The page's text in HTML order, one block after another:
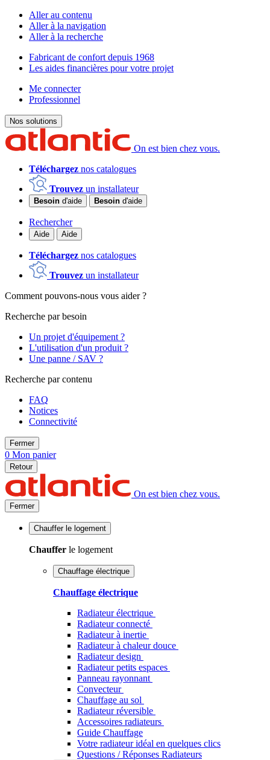
Aller au contenu
Aller à la navigation
Aller à la recherche
Fabricant de confort depuis 1968
Les aides financières pour votre projet
Me connecter
Professionnel
Nos solutions
On est bien chez vous.
Téléchargez nos catalogues
Trouvez un installateur
Besoin d'aide Besoin d'aide
Rechercher
Aide Aide
Téléchargez nos catalogues
Trouvez un installateur
Comment pouvons-nous vous aider ?
Recherche par besoin
Un projet d'équipement ?
L'utilisation d'un produit ?
Une panne / SAV ?
Recherche par contenu
FAQ
Notices
Connectivité
Fermer
0 Mon panier
Retour
On est bien chez vous.
Fermer
Chauffer le logement
Chauffer le logement
Chauffage électrique
Chauffage électrique
Radiateur électrique
Radiateur connecté
Radiateur à inertie
Radiateur à chaleur douce
Radiateur design
Radiateur petits espaces
Panneau rayonnant
Convecteur
Chauffage au sol
Radiateur réversible
Accessoires radiateurs
Guide Chauffage
Votre radiateur idéal en quelques clics
Questions / Réponses Radiateurs